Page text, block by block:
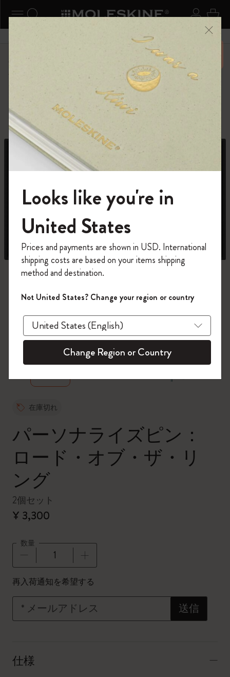
ナビゲーションの切替 ログ
検索 (キーワードなど) カ
6,500円以上のご購入で送料無料 メニ
ーを閉じる
ショップ
『ロード・オブ・ザ・リング』コレクション
zoom.cta
在庫切れ
パーソナライズピン：
ロード・オブ・ザ・リ
ング
2個セット
¥ 3,300
数量
数量が1に更新されました
再入荷通知を希望する
送信
* メールアドレス
仕様
モレスキンの世界へようこそ
「WELCOME10」を入力すると、初回注
文が10%オフ＋送料無料になります。セ
ール・アウトレット品は適用外。
Moleskineアカウントを作成して限定オフ
ァーや会員特典、さらに多くのインスピ
レーションを手に入れましょう。
今すぐ会員登録 !
Looks like you're in
United States
Prices and payments are shown in USD. International
shipping costs are based on your items shipping
method and destination.
Not United States? Change your region or country
Change Region or Country